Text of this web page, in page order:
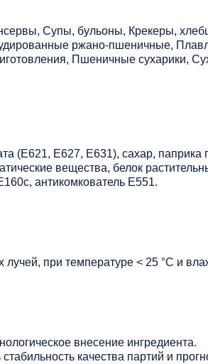
Супы, бульоны, Крекеры,
ржано-пшеничные,
Пшеничные сухарики,
(Е621, Е627, Е631), сахар,
вещества, белок
антикомкователь Е551.
при температуре < 25 °C и
внесение ингредиента.
качества партий и